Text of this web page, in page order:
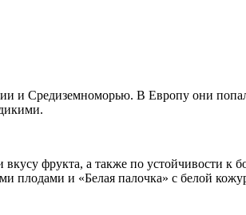
и Средиземноморью. В Европу они
фрукта, а также по устойчивости к
плодами и «Белая палочка» с белой